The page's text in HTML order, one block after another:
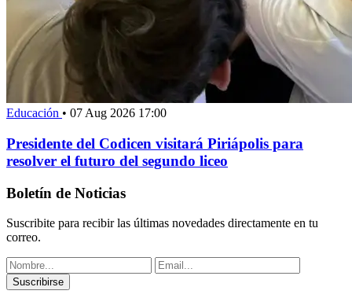
Educación • 07 Aug 2026 17:00
Presidente del Codicen visitará Piriápolis para
resolver el futuro del segundo liceo
Boletín de Noticias
Suscribite para recibir las últimas novedades directamente en tu
correo.
Suscribirse